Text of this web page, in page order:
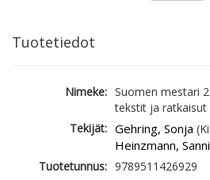
Tuotetiedot
Nimeke: Suomen mestari
tekstit ja ratkaisut
Tekijät: Gehring, Sonja
Heinzmann, Sanni
Tuotetunnus: 9789511426929